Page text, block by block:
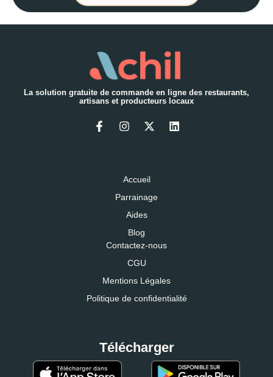
La solution gratuite de commande en ligne des restaurants,
artisans et producteurs locaux
Accueil
Parrainage
Aides
Blog
Contactez-nous
CGU
Mentions Légales
Politique de confidentialité
Télécharger